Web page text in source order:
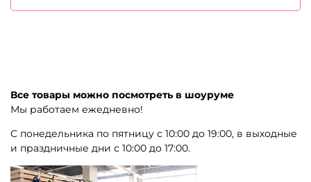
Все товары можно посмотреть в шоуруме
Мы работаем ежедневно!
С понедельника по пятницу с 10:00 до 19:00, в выходные
и праздничные дни с 10:00 до 17:00.